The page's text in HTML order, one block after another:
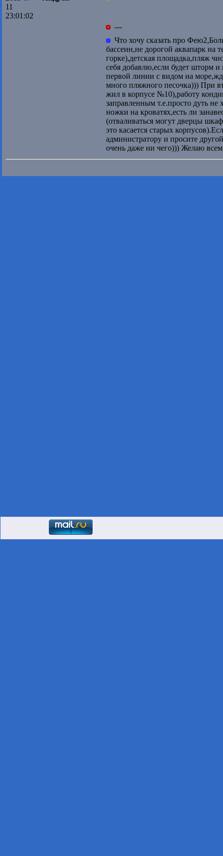
11
23:01:02
---
Что хочу сказать про
бассеин,не дорогой аквапарк на
горке),детская площадка,пляж
себя добавлю,если будет шторм и
первой линии с видом на
много пляжного песочка))) При
жил в корпусе №10),работу
заправленным т.е.просто дуть
ножки на кроватях,есть ли
(отваливаться могут дверцы
это касается старых
администратору и просите
очень даже ни чего))) Желаю